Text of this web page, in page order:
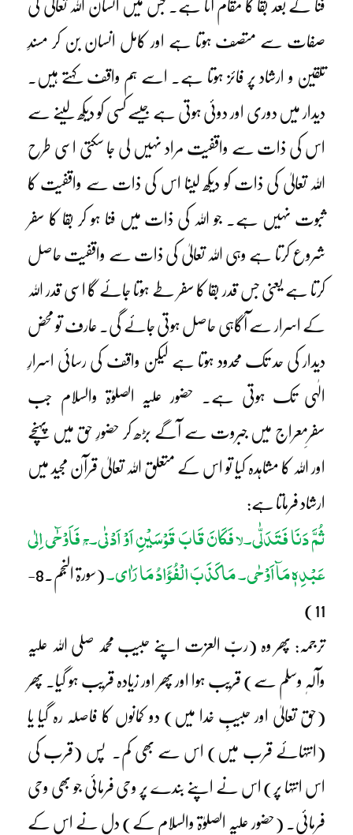
فنا کے بعد بقا کا مقام آتا ہے۔ جس میں انسان اللہ تعالیٰ کی
صفات سے متصف ہوتا ہے اور کامل انسان بن کر مسندِ
تلقین و ارشاد پر فائز ہوتا ہے۔ اسے ہم واقف کہتے ہیں۔
دیدار میں دوری اور دوئی ہوتی ہے جیسے کسی کو دیکھ لینے سے
اس کی ذات سے واقفیت مراد نہیں لی جا سکتی اسی طرح
اللہ تعالیٰ کی ذات کو دیکھ لینا اس کی ذات سے واقفیت کا
ثبوت نہیں ہے۔ جو اللہ کی ذات میں فنا ہو کر بقا کا سفر
شروع کرتا ہے وہی اللہ تعالیٰ کی ذات سے واقفیت حاصل
کرتا ہے یعنی جس قدر بقا کا سفر طے ہوتا جائے گا اسی قدر اللہ
کے اسرار سے آگاہی حاصل ہوتی جائے گی۔ عارف تو محض
دیدار کی حد تک محدود ہوتا ہے لیکن واقف کی رسائی اسرارِ
الٰہی تک ہوتی ہے۔ حضور علیہ الصلوٰۃ والسلام جب
سفرِمعراج میں جبروت سے آگے بڑھ کر حضورِ حق میں پہنچے
اور اللہ کا مشاہدہ کیا تو اس کے متعلق اللہ تعالیٰ قرآن مجید میں
ارشاد فرماتا ہے:
ثُمَّ دَنَا فَتَدَلّٰی۔لافَکَانَ قَابَ قَوْسَیْنِ اَوْ اَدْنٰی۔جفَاَوْحٰٓی اِلٰی
عَبْدِہٖ مَآ اَوْحٰی۔ مَا کَذَبَ الْفُؤَادُ مَا رَاٰی۔
(سورۃ النجم۔8-
11)
ترجمہ: پھر وہ (ربّ العزت اپنے حبیب محمد صلی اللہ علیہ
وآلہٖ وسلم سے) قریب ہوا اور پھر اور زیادہ قریب ہو گیا۔ پھر
(حق تعالیٰ اور حبیبِ خدا میں) دو کمانوں کا فاصلہ رہ گیا یا
(انتہائے قرب میں) اس سے بھی کم۔ پس (قرب کی
اس انتہا پر) اس نے اپنے بندے پر وحی فرمائی جو بھی وحی
فرمائی۔ (حضور علیہ الصلوٰۃ والسلام کے) دل نے اس کے